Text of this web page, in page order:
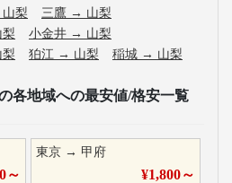
山梨 三鷹 → 山梨
梨 小金井 → 山梨
梨 狛江 → 山梨 稲城 → 山梨
各地域への最安値/格安一覧
～
東京 → 甲府
¥1,800～